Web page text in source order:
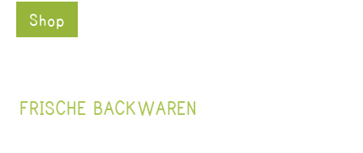
Shop
FRISCHE BACKWAREN